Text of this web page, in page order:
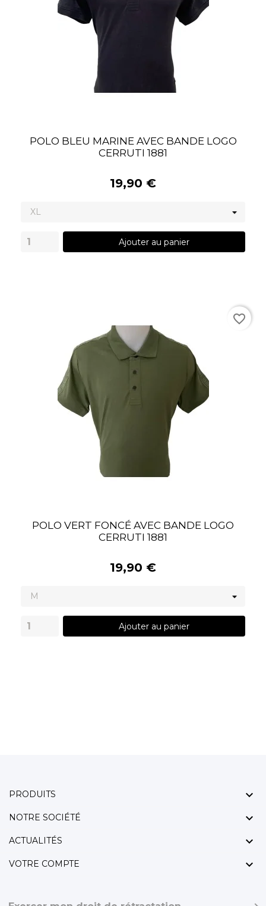
POLO BLEU MARINE AVEC BANDE LOGO
CERRUTI 1881
19,90 €
Ajouter au panier
POLO VERT FONCÉ AVEC BANDE LOGO
CERRUTI 1881
19,90 €
Ajouter au panier
favorite_border
PRODUITS 
NOTRE SOCIÉTÉ 
ACTUALITÉS 
VOTRE COMPTE 